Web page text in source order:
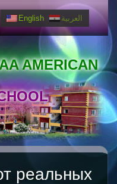
English العربية
AMERICAN
реальных